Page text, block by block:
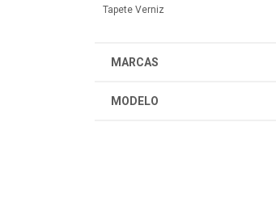
Tapete Verniz
MARCAS
MODELO